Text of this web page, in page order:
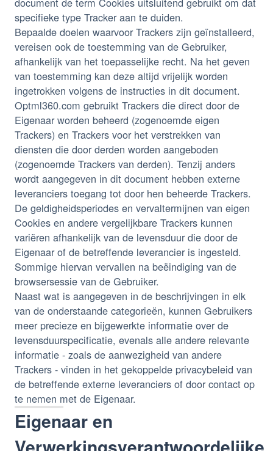
specifieke type Tracker aan te duiden.
Bepaalde doelen waarvoor Trackers zijn geïnstalleerd,
vereisen ook de toestemming van de Gebruiker,
afhankelijk van het toepasselijke recht. Na het geven
van toestemming kan deze altijd vrijelijk worden
ingetrokken volgens de instructies in dit document.
Optml360.com gebruikt Trackers die direct door de
Eigenaar worden beheerd (zogenoemde eigen
Trackers) en Trackers voor het verstrekken van
diensten die door derden worden aangeboden
(zogenoemde Trackers van derden). Tenzij anders
wordt aangegeven in dit document hebben externe
leveranciers toegang tot door hen beheerde Trackers.
De geldigheidsperiodes en vervaltermijnen van eigen
Cookies en andere vergelijkbare Trackers kunnen
variëren afhankelijk van de levensduur die door de
Eigenaar of de betreffende leverancier is ingesteld.
Sommige hiervan vervallen na beëindiging van de
browsersessie van de Gebruiker.
Naast wat is aangegeven in de beschrijvingen in elk
van de onderstaande categorieën, kunnen Gebruikers
meer precieze en bijgewerkte informatie over de
levensduurspecificatie, evenals alle andere relevante
informatie - zoals de aanwezigheid van andere
Trackers - vinden in het gekoppelde privacybeleid van
de betreffende externe leveranciers of door contact op
te nemen met de Eigenaar.
Eigenaar en